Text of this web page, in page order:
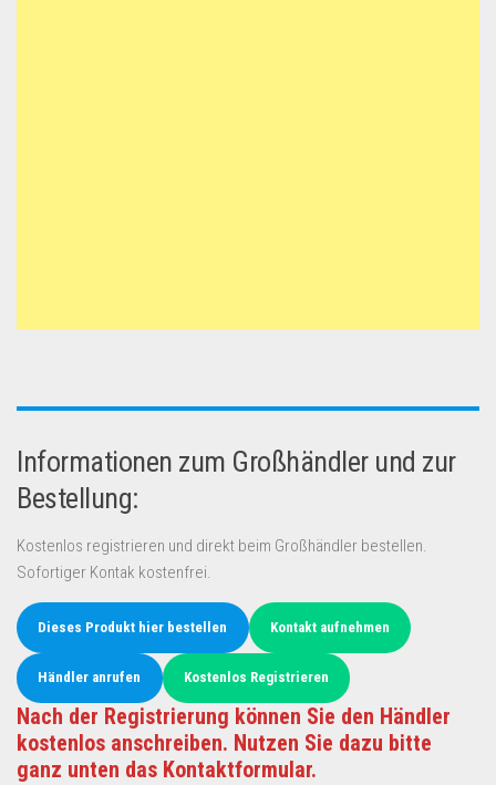
Informationen zum Großhändler und zur
Bestellung:
Kostenlos registrieren und direkt beim Großhändler bestellen.
Sofortiger Kontak kostenfrei.
Dieses Produkt hier bestellen Kontakt aufnehmen
Händler anrufen Kostenlos Registrieren
Nach der Registrierung können Sie den Händler
kostenlos anschreiben. Nutzen Sie dazu bitte
ganz unten das Kontaktformular.